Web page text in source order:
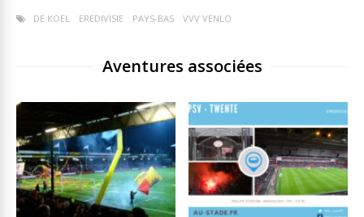
DE KOEL EREDIVISIE PAYS-BAS VVV VENLO
Aventures associées